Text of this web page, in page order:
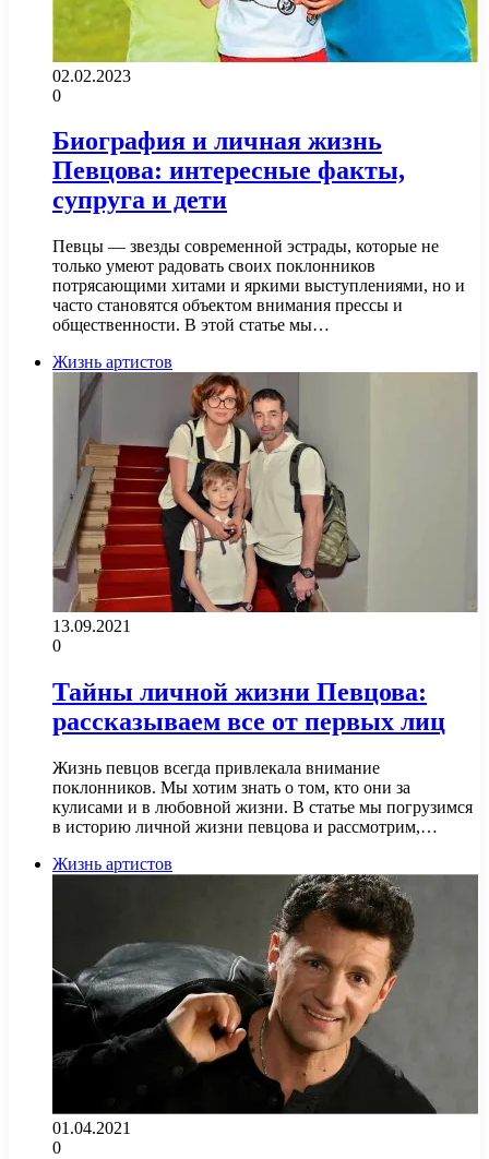
02.02.2023
0
Биография и личная жизнь
Певцова: интересные факты,
супруга и дети
Певцы — звезды современной эстрады, которые не
только умеют радовать своих поклонников
потрясающими хитами и яркими выступлениями, но и
часто становятся объектом внимания прессы и
общественности. В этой статье мы…
Жизнь артистов
13.09.2021
0
Тайны личной жизни Певцова:
рассказываем все от первых лиц
Жизнь певцов всегда привлекала внимание
поклонников. Мы хотим знать о том, кто они за
кулисами и в любовной жизни. В статье мы погрузимся
в историю личной жизни певцова и рассмотрим,…
Жизнь артистов
01.04.2021
0